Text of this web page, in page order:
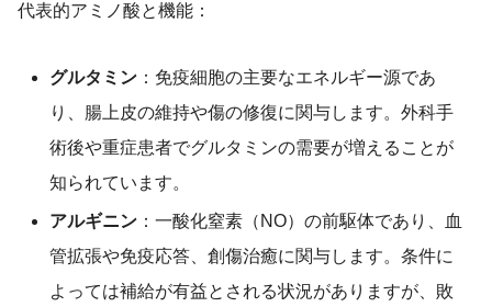
代表的アミノ酸と機能：
グルタミン ：免疫細胞の主要なエネルギー源であ
り、腸上皮の維持や傷の修復に関与します。外科手
術後や重症患者でグルタミンの需要が増えることが
知られています。
アルギニン ：一酸化窒素（NO）の前駆体であり、血
管拡張や免疫応答、創傷治癒に関与します。条件に
よっては補給が有益とされる状況がありますが、敗